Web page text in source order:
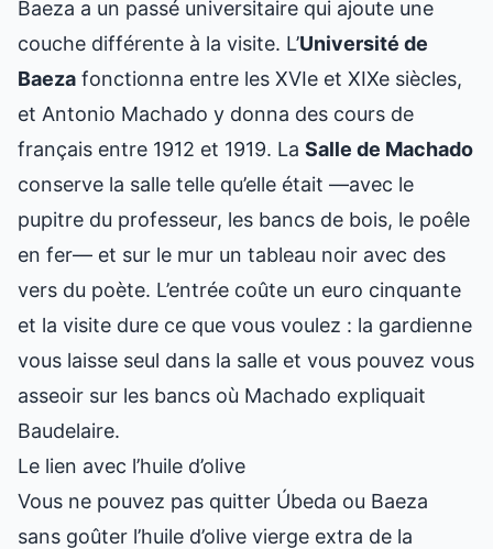
Baeza a un passé universitaire qui ajoute une
couche différente à la visite. L’Université de
Baeza fonctionna entre les XVIe et XIXe siècles,
et Antonio Machado y donna des cours de
français entre 1912 et 1919. La Salle de Machado
conserve la salle telle qu’elle était —avec le
pupitre du professeur, les bancs de bois, le poêle
en fer— et sur le mur un tableau noir avec des
vers du poète. L’entrée coûte un euro cinquante
et la visite dure ce que vous voulez : la gardienne
vous laisse seul dans la salle et vous pouvez vous
asseoir sur les bancs où Machado expliquait
Baudelaire.
Le lien avec l’huile d’olive
Vous ne pouvez pas quitter Úbeda ou Baeza
sans goûter l’huile d’olive vierge extra de la